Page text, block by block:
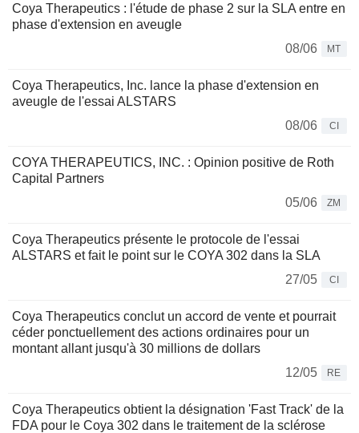
Coya Therapeutics : l'étude de phase 2 sur la SLA entre en
phase d'extension en aveugle
08/06
MT
Coya Therapeutics, Inc. lance la phase d'extension en
aveugle de l'essai ALSTARS
08/06
CI
COYA THERAPEUTICS, INC. : Opinion positive de Roth
Capital Partners
05/06
ZM
Coya Therapeutics présente le protocole de l'essai
ALSTARS et fait le point sur le COYA 302 dans la SLA
27/05
CI
Coya Therapeutics conclut un accord de vente et pourrait
céder ponctuellement des actions ordinaires pour un
montant allant jusqu'à 30 millions de dollars
12/05
RE
Coya Therapeutics obtient la désignation 'Fast Track' de la
FDA pour le Coya 302 dans le traitement de la sclérose